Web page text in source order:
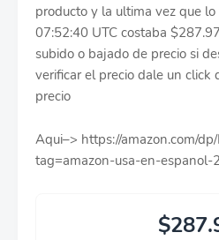
producto y la ultima vez que
07:52:40 UTC costaba
subido o bajado de precio si
verificar el precio dale un click
precio
Aqui–> https://amazon.com/
tag=amazon-usa-en-espanol-